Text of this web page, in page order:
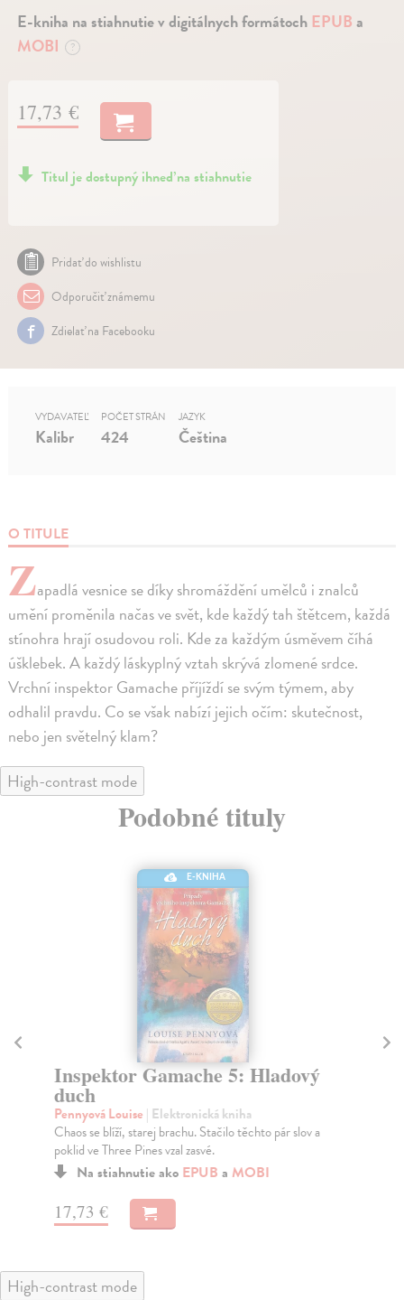
E-kniha na stiahnutie v digitálnych formátoch EPUBa
MOBI
?
17,73 €
Titul je dostupný ihneď na stiahnutie
Pridať do wishlistu
Odporučiť známemu
Zdielať na Facebooku
O TITULE
Zapadlá vesnice se díky shromáždění umělců i znalců
umění proměnila načas ve svět, kde každý tah štětcem, každá
stínohra hrají osudovou roli. Kde za každým úsměvem číhá
úšklebek. A každý láskyplný vztah skrývá zlomené srdce.
Vrchní inspektor Gamache příjíždí se svým týmem, aby
odhalil pravdu. Co se však nabízí jejich očím: skutečnost,
nebo jen světelný klam?
VYDAVATEĽ
Kalibr
POČET STRÁN
424
JAZYK
Čeština
High-contrast mode
Podobné tituly
E-KNIHA
Inspektor Gamache 5: Hladový
duch
Pennyová Louise | Elektronická kniha
Chaos se blíží, starej brachu. Stačilo těchto pár slov a
poklid ve Three Pines vzal zasvé.
Na stiahnutie ako EPUB a MOBI
17,73 €
High-contrast mode